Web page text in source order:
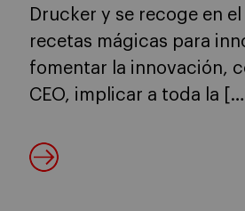
Drucker y se recoge en
recetas mágicas para
fomentar la innovación,
CEO, implicar a toda la […]